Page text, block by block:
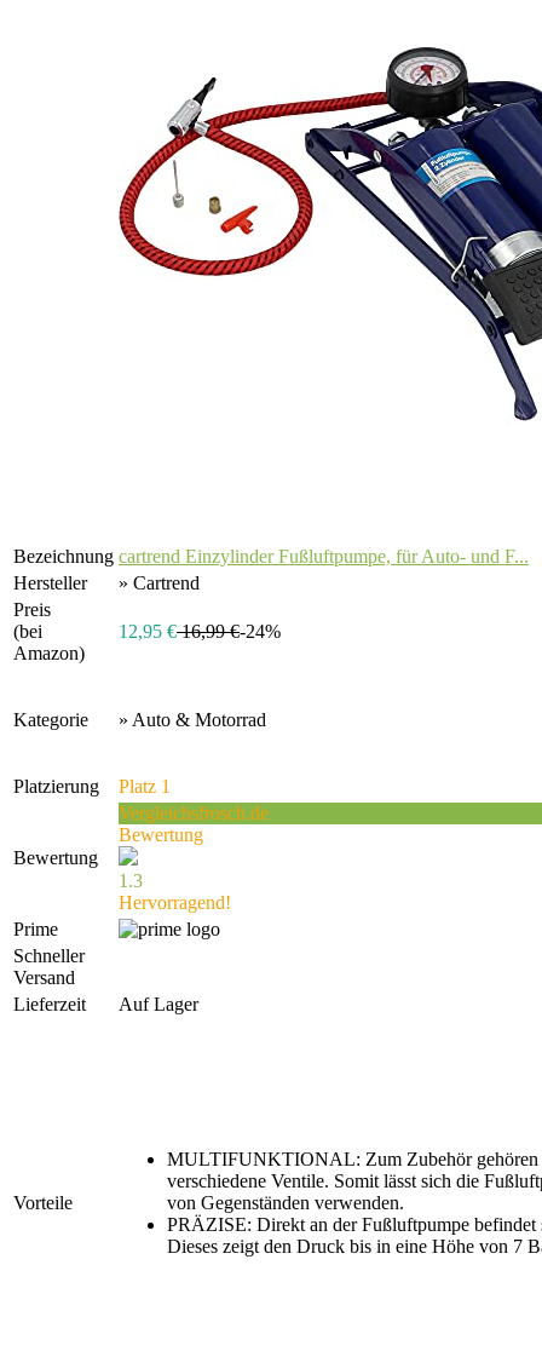
Bezeichnung cartrend Einzylinder Fußluftpumpe, für Auto- und F...
Hersteller
» Cartrend
Preis
(bei
Amazon)
12,95 €16,99 €-24%
Kategorie » Auto & Motorrad
Platzierung Platz 1
Bewertung
Vergleichsfrosch.de
Bewertung
1.3
Hervorragend!
Prime
Schneller
Versand
Lieferzeit
Auf Lager
Vorteile
MULTIFUNKTIONAL: Zum Zubehör gehören
verschiedene Ventile. Somit lässt sich die
von Gegenständen verwenden.
PRÄZISE: Direkt an der Fußluftpumpe befindet
Dieses zeigt den Druck bis in eine Höhe von 7